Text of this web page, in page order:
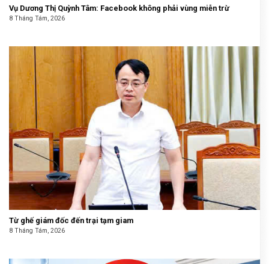
Vụ Dương Thị Quỳnh Tâm: Facebook không phải vùng miễn trừ
8 Tháng Tám, 2026
Từ ghế giám đốc đến trại tạm giam
8 Tháng Tám, 2026